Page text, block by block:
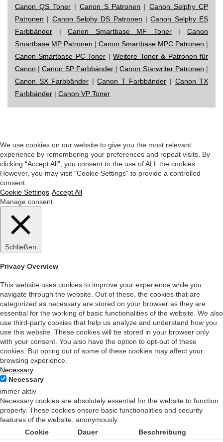
Canon QS Toner| Canon S Patronen |Canon Selphy CP
Patronen | Canon Selphy DS Patronen |Canon Selphy ES
Farbbänder |Canon Smartbase MF Toner|Canon
Smartbase MP Patronen | Canon Smartbase MPC Patronen |
Canon Smartbase PC Toner |Weitere Toner & Patronen für
Canon |Canon SP Farbbänder|Canon Starwriter Patronen |
Canon SX Farbbänder |Canon T Farbbänder | Canon TX
Farbbänder | Canon VP Toner
We use cookies on our website to give you the most relevant
experience by remembering your preferences and repeat visits. By
clicking “Accept All”, you consent to the use of ALL the cookies.
However, you may visit "Cookie Settings" to provide a controlled
consent.
Cookie Settings Accept All
Manage consent
Schließen
Privacy Overview
This website uses cookies to improve your experience while you
navigate through the website. Out of these, the cookies that are
categorized as necessary are stored on your browser as they are
essential for the working of basic functionalities of the website. We also
use third-party cookies that help us analyze and understand how you
use this website. These cookies will be stored in your browser only
with your consent. You also have the option to opt-out of these
cookies. But opting out of some of these cookies may affect your
browsing experience.
Necessary
Necessary
immer aktiv
Necessary cookies are absolutely essential for the website to function
properly. These cookies ensure basic functionalities and security
features of the website, anonymously.
Cookie
Dauer Beschreibung